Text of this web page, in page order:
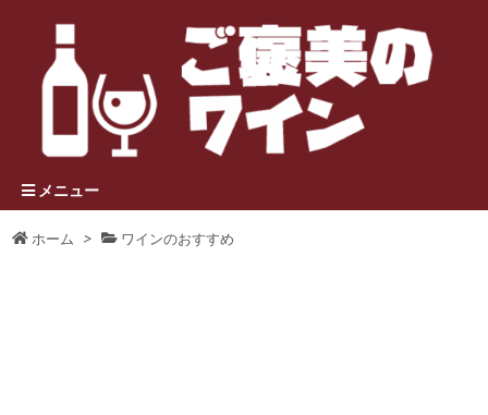
メニュー
ホーム > ワインのおすすめ